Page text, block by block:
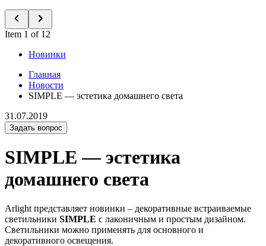
Item 1 of 12
Новинки
Главная
Новости
SIMPLE — эстетика домашнего света
31.07.2019
Задать вопрос
SIMPLE — эстетика
домашнего света
Arlight представляет новинки – декоративные встраиваемые
светильники SIMPLE с лаконичным и простым дизайном.
Светильники можно применять для основного и
декоративного освещения.